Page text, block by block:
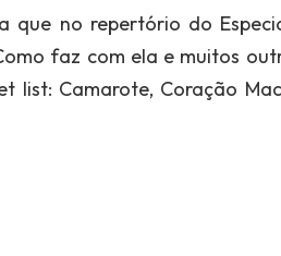
que no repertório do
faz com ela e muitos
list: Camarote, Coração